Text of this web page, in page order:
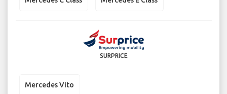
SURPRICE
Mercedes Vito